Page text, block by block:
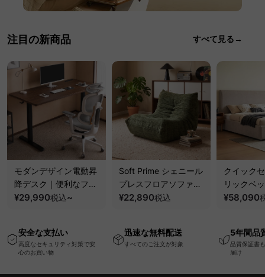
注目の新商品 すべて見る→
モダンデザイン電動昇
降デスク｜便利なフッ
ク・コンセント・
ー機能搭載ワークデス
ク
¥29,990税込~
Soft Prime シェニール
プレスフロアソファ｜
圧縮梱包で搬入しやす
ァ
¥22,890税込
クイック
リックベ
要で組み
¥58,090
安全な支払い
高度なセキュリティ対策で安
心のお買い物
迅速な無料配送
すべてのご注文が対象
5年間品
品質保証書
届け